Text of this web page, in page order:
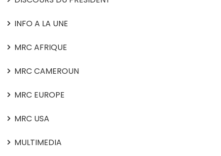
INFO A LA UNE
MRC AFRIQUE
MRC CAMEROUN
MRC EUROPE
MRC USA
MULTIMEDIA